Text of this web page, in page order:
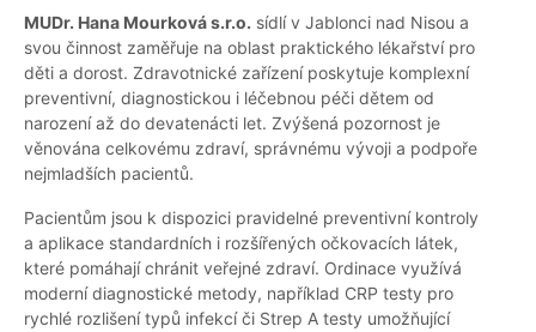
MUDr. Hana Mourková s.r.o. sídlí v Jablonci nad Nisou a
svou činnost zaměřuje na oblast praktického lékařství pro
děti a dorost. Zdravotnické zařízení poskytuje komplexní
preventivní, diagnostickou i léčebnou péči dětem od
narození až do devatenácti let. Zvýšená pozornost je
věnována celkovému zdraví, správnému vývoji a podpoře
nejmladších pacientů.
Pacientům jsou k dispozici pravidelné preventivní kontroly
a aplikace standardních i rozšířených očkovacích látek,
které pomáhají chránit veřejné zdraví. Ordinace využívá
moderní diagnostické metody, například CRP testy pro
rychlé rozlišení typů infekcí či Strep A testy umožňující